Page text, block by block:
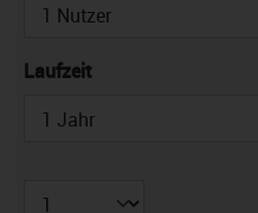
Laufzeitauswählen